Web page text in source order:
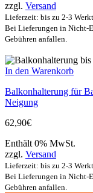
zzgl. Versand
Lieferzeit: bis zu 2-3
Bei Lieferungen in Nicht-
Gebühren anfallen.
In den Warenkorb
Balkonhalterung für
Neigung
62,90€
Enthält 0% MwSt.
zzgl. Versand
Lieferzeit: bis zu 2-3
Bei Lieferungen in Nicht-
Gebühren anfallen.